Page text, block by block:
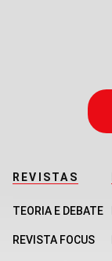
REVISTAS
TEORIA E DEBATE
REVISTA FOCUS